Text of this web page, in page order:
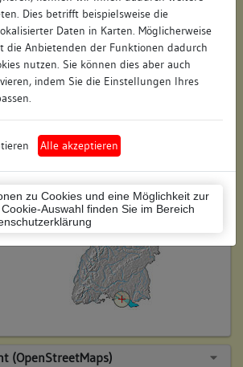
Dies betrifft beispielsweise die
Daten in Karten. Möglicherweise
die Anbietenden der Funktionen dadurch
nutzen. Sie können dies aber auch
indem Sie die Einstellungen Ihres
Alle akzeptieren
zu Cookies und eine Möglichkeit zur
Auswahl finden Sie im Bereich
Freiburg
Konstanz (Landkreis)
8335043012
keine
keiner
(OpenStreetMaps)